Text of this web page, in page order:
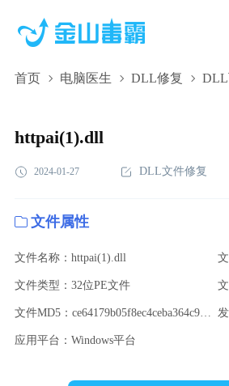
首页 电脑医生 DLL修复
httpai(1).dll,httpai(1).dll下载,httpai(1).dll
httpai(1).dll
2024-01-27 DLL文件修复
文件属性
文件名称：httpai(1).dll
文件类型：32位PE文件
文件MD5：ce64179b05f8ec4ceba364c912dc561e
应用平台：Windows平台